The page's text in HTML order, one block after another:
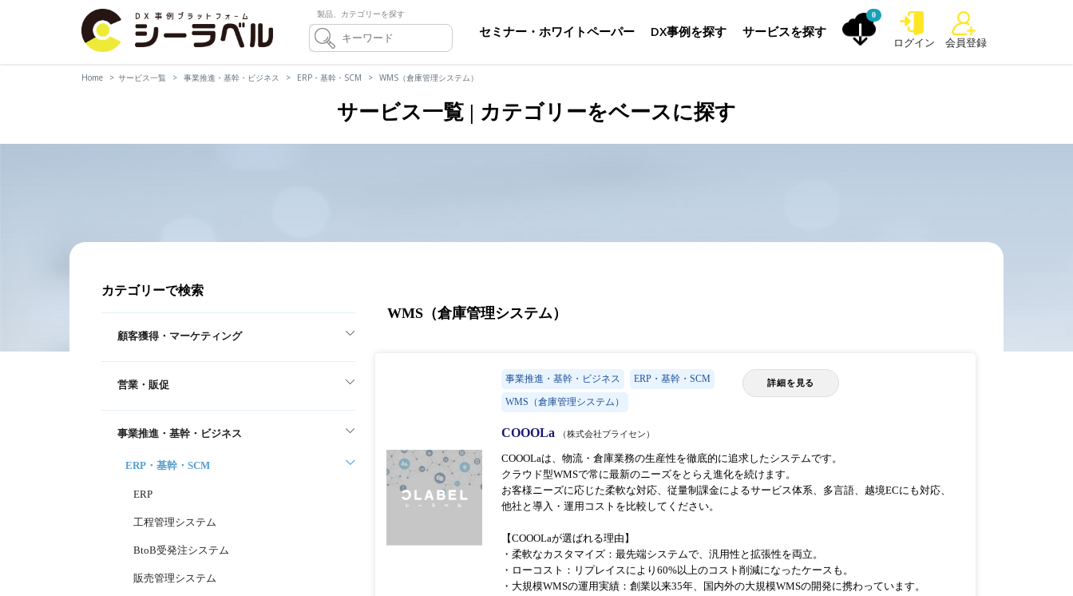
製品、カテゴリーを探す
セミナー・ホワイトペーパー DX事例を探す サービスを探す
0
ログイン 会員登録
Home サービス一覧 事業推進・基幹・ビジネス ERP・基幹・SCM WMS（倉庫管理システム）
サービス一覧 | カテゴリーをベースに探す
カテゴリーで検索
顧客獲得・マーケティング
営業・販促
事業推進・基幹・ビジネス
ERP・基幹・SCM
ERP
工程管理システム
BtoB受発注システム
販売管理システム
WMS（倉庫管理システム）
事業推進・基幹・ビジネス ERP・基幹・SCM
WMS（倉庫管理システム）
詳細を見る
COOOLa （株式会社ブライセン）
COOOLaは、物流・倉庫業務の生産性を徹底的に追求したシステムです。
クラウド型WMSで常に最新のニーズをとらえ進化を続けます。
お客様ニーズに応じた柔軟な対応、従量制課金によるサービス体系、多言語、越境ECにも対応、
他社と導入・運用コストを比較してください。
【COOOLaが選ばれる理由】
・柔軟なカスタマイズ：最先端システムで、汎用性と拡張性を両立。
・ローコスト：リプレイスにより60%以上のコスト削減になったケースも。
・大規模WMSの運用実績：創業以来35年、国内外の大規模WMSの開発に携わっています。